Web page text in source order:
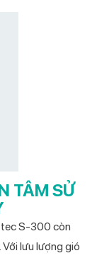
TÂM SỬ
S-300 còn
lưu lượng gió